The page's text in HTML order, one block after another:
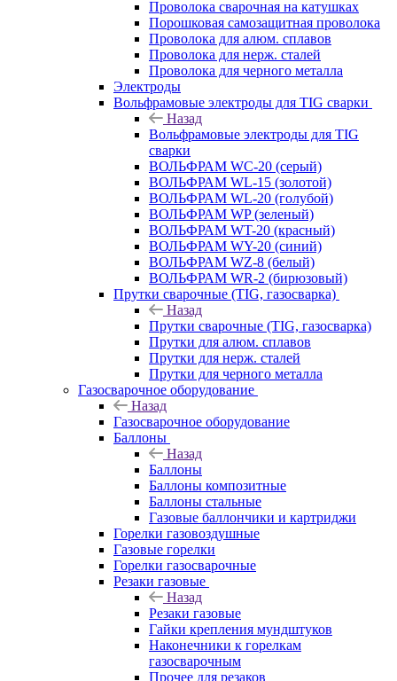
Проволока сварочная на катушках
Порошковая самозащитная проволока
Проволока для алюм. сплавов
Проволока для нерж. сталей
Проволока для черного металла
Электроды
Вольфрамовые электроды для TIG сварки
Назад
Вольфрамовые электроды для TIG
сварки
ВОЛЬФРАМ WC-20 (серый)
ВОЛЬФРАМ WL-15 (золотой)
ВОЛЬФРАМ WL-20 (голубой)
ВОЛЬФРАМ WP (зеленый)
ВОЛЬФРАМ WT-20 (красный)
ВОЛЬФРАМ WY-20 (синий)
ВОЛЬФРАМ WZ-8 (белый)
ВОЛЬФРАМ WR-2 (бирюзовый)
Прутки сварочные (TIG, газосварка)
Назад
Прутки сварочные (TIG, газосварка)
Прутки для алюм. сплавов
Прутки для нерж. сталей
Прутки для черного металла
Газосварочное оборудование
Назад
Газосварочное оборудование
Баллоны
Назад
Баллоны
Баллоны композитные
Баллоны стальные
Газовые баллончики и картриджи
Горелки газовоздушные
Газовые горелки
Горелки газосварочные
Резаки газовые
Назад
Резаки газовые
Гайки крепления мундштуков
Наконечники к горелкам
газосварочным
Прочее для резаков